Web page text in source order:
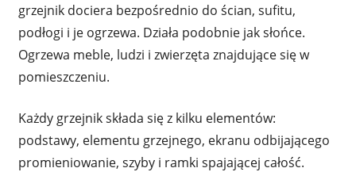
grzejnik dociera bezpośrednio do ścian, sufitu,
podłogi i je ogrzewa. Działa podobnie jak słońce.
Ogrzewa meble, ludzi i zwierzęta znajdujące się w
pomieszczeniu.
Każdy grzejnik składa się z kilku elementów:
podstawy, elementu grzejnego, ekranu odbijającego
promieniowanie, szyby i ramki spajającej całość.